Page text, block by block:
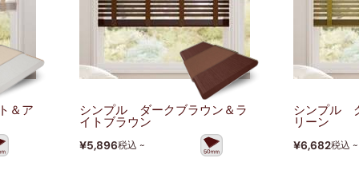
＆ア シンプル ダークブラウン＆ラ
イトブラウン
¥5,896税込 ~
シンプル
リーン
¥6,682税込 ~